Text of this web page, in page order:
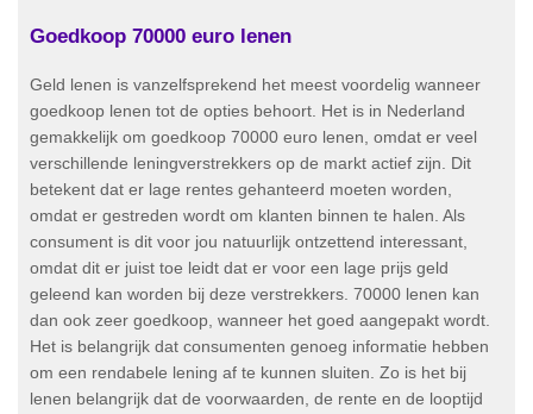
Goedkoop 70000 euro lenen
Geld lenen is vanzelfsprekend het meest voordelig wanneer
goedkoop lenen tot de opties behoort. Het is in Nederland
gemakkelijk om goedkoop 70000 euro lenen, omdat er veel
verschillende leningverstrekkers op de markt actief zijn. Dit
betekent dat er lage rentes gehanteerd moeten worden,
omdat er gestreden wordt om klanten binnen te halen. Als
consument is dit voor jou natuurlijk ontzettend interessant,
omdat dit er juist toe leidt dat er voor een lage prijs geld
geleend kan worden bij deze verstrekkers. 70000 lenen kan
dan ook zeer goedkoop, wanneer het goed aangepakt wordt.
Het is belangrijk dat consumenten genoeg informatie hebben
om een rendabele lening af te kunnen sluiten. Zo is het bij
lenen belangrijk dat de voorwaarden, de rente en de looptijd